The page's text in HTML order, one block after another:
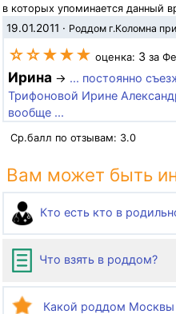
в которых упоминается данный
19.01.2011 · Роддом г.Коломна
☆☆★★★ оценка: 3 за
Ирина → ... постоянно
Трифоновой Ирине
вообще ...
Ср.балл по отзывам: 3.0
Вам может быть
Кто есть кто в
Что взять в роддом?
Какой роддом Москвы